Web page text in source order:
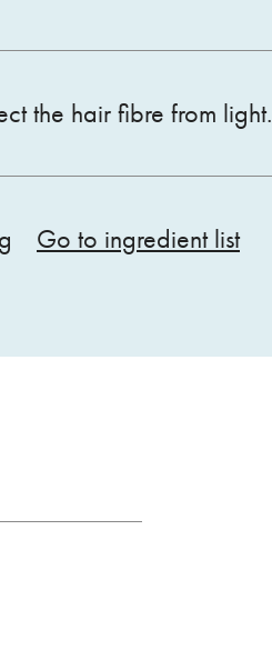
the hair fibre from light.
Go to ingredient list